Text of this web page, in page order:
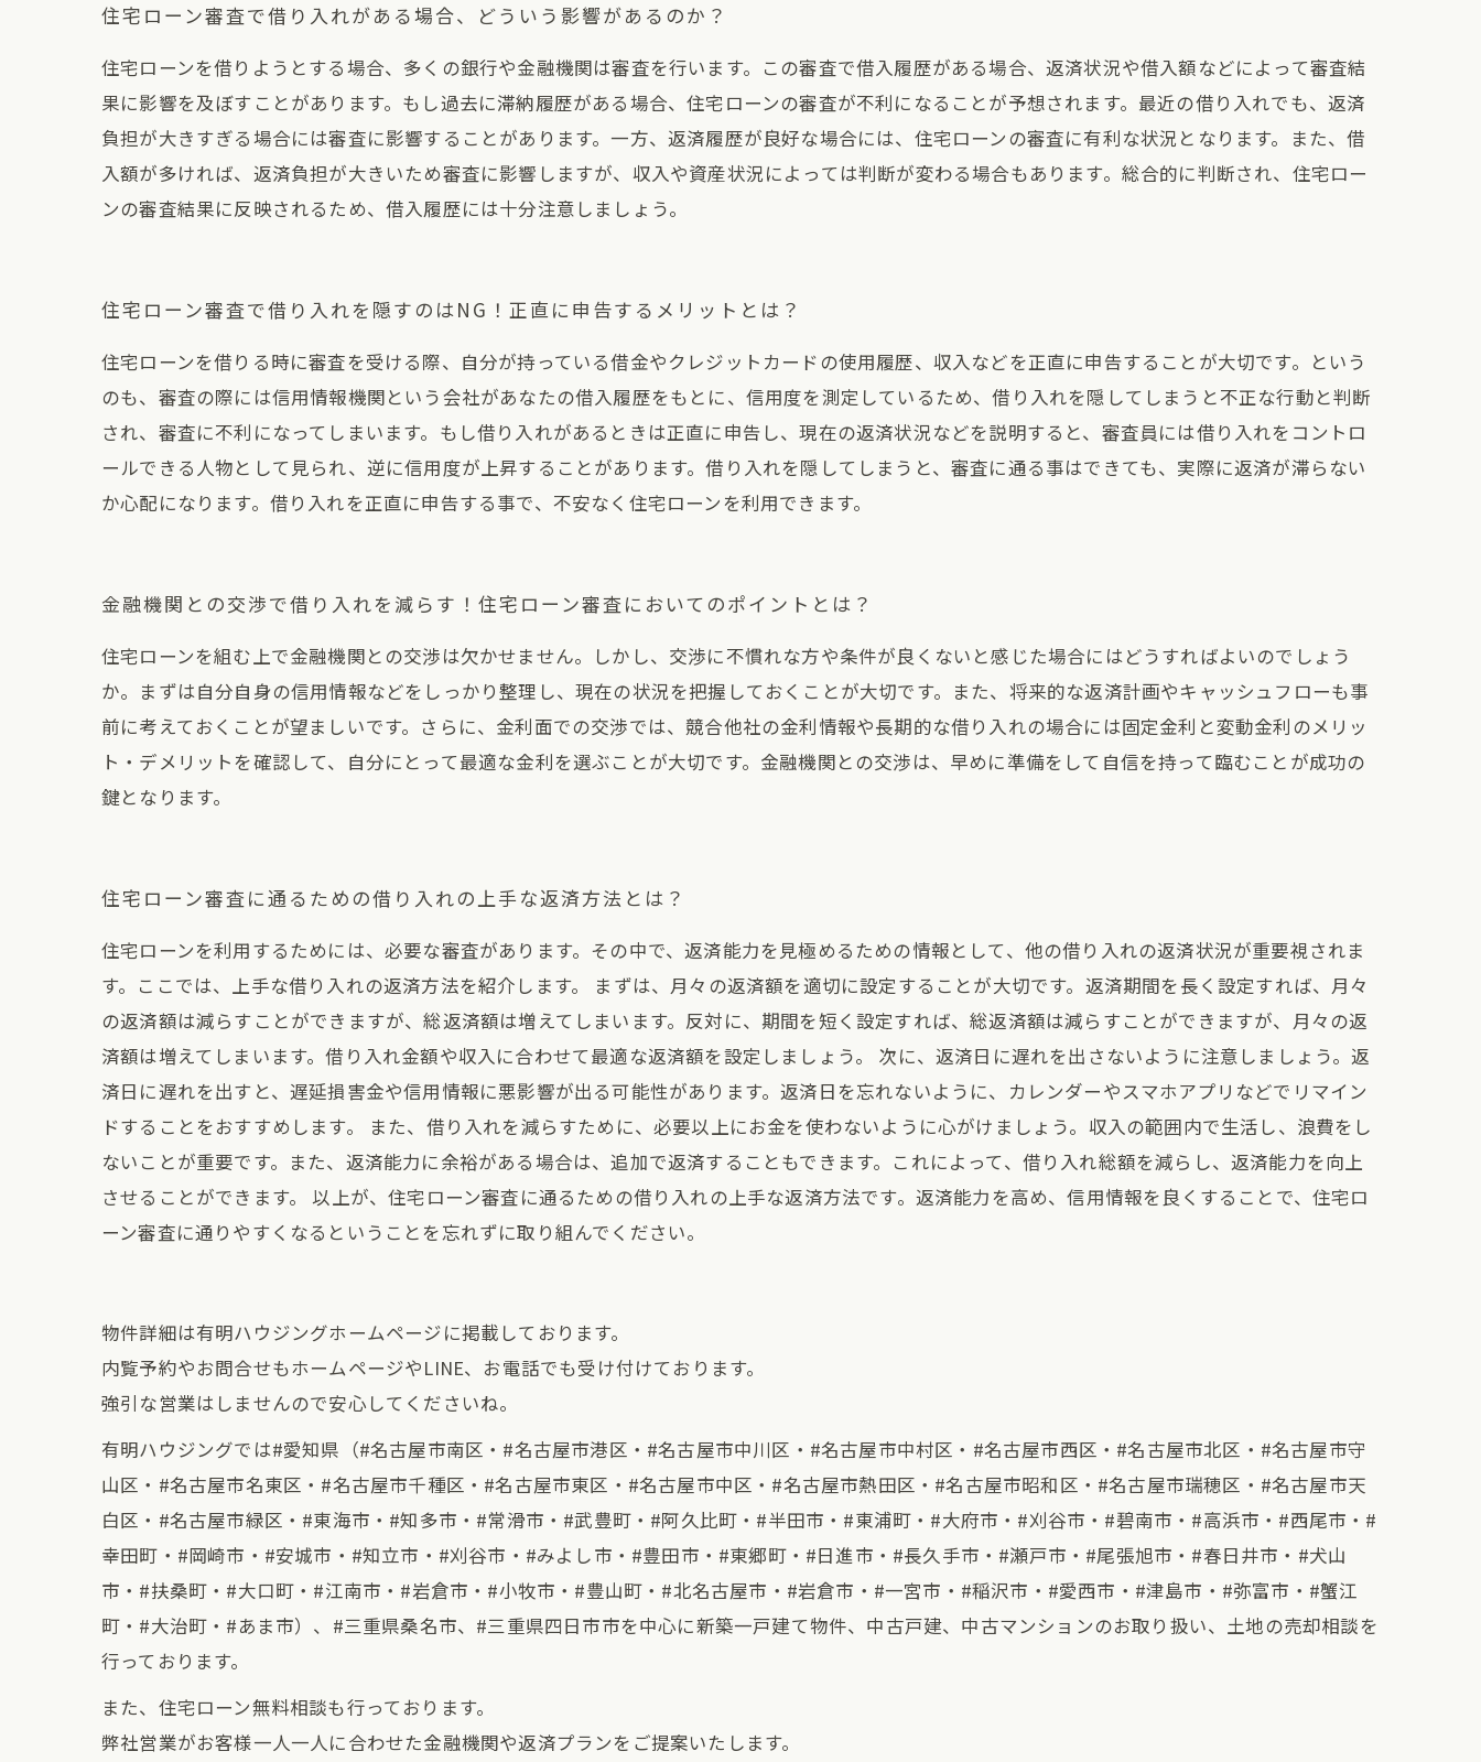
住宅ローン審査で借り入れがある場合、どういう影響があるのか？
住宅ローンを借りようとする場合、多くの銀行や金融機関は審査を行います。この審査で借入履歴がある場合、返済状況や借入額などによって審査結
果に影響を及ぼすことがあります。もし過去に滞納履歴がある場合、住宅ローンの審査が不利になることが予想されます。最近の借り入れでも、返済
負担が大きすぎる場合には審査に影響することがあります。一方、返済履歴が良好な場合には、住宅ローンの審査に有利な状況となります。また、借
入額が多ければ、返済負担が大きいため審査に影響しますが、収入や資産状況によっては判断が変わる場合もあります。総合的に判断され、住宅ロー
ンの審査結果に反映されるため、借入履歴には十分注意しましょう。
住宅ローン審査で借り入れを隠すのはNG！正直に申告するメリットとは？
住宅ローンを借りる時に審査を受ける際、自分が持っている借金やクレジットカードの使用履歴、収入などを正直に申告することが大切です。という
のも、審査の際には信用情報機関という会社があなたの借入履歴をもとに、信用度を測定しているため、借り入れを隠してしまうと不正な行動と判断
され、審査に不利になってしまいます。もし借り入れがあるときは正直に申告し、現在の返済状況などを説明すると、審査員には借り入れをコントロ
ールできる人物として見られ、逆に信用度が上昇することがあります。借り入れを隠してしまうと、審査に通る事はできても、実際に返済が滞らない
か心配になります。借り入れを正直に申告する事で、不安なく住宅ローンを利用できます。
金融機関との交渉で借り入れを減らす！住宅ローン審査においてのポイントとは？
住宅ローンを組む上で金融機関との交渉は欠かせません。しかし、交渉に不慣れな方や条件が良くないと感じた場合にはどうすればよいのでしょう
か。まずは自分自身の信用情報などをしっかり整理し、現在の状況を把握しておくことが大切です。また、将来的な返済計画やキャッシュフローも事
前に考えておくことが望ましいです。さらに、金利面での交渉では、競合他社の金利情報や長期的な借り入れの場合には固定金利と変動金利のメリッ
ト・デメリットを確認して、自分にとって最適な金利を選ぶことが大切です。金融機関との交渉は、早めに準備をして自信を持って臨むことが成功の
鍵となります。
住宅ローン審査に通るための借り入れの上手な返済方法とは？
住宅ローンを利用するためには、必要な審査があります。その中で、返済能力を見極めるための情報として、他の借り入れの返済状況が重要視されま
す。ここでは、上手な借り入れの返済方法を紹介します。 まずは、月々の返済額を適切に設定することが大切です。返済期間を長く設定すれば、月々
の返済額は減らすことができますが、総返済額は増えてしまいます。反対に、期間を短く設定すれば、総返済額は減らすことができますが、月々の返
済額は増えてしまいます。借り入れ金額や収入に合わせて最適な返済額を設定しましょう。 次に、返済日に遅れを出さないように注意しましょう。返
済日に遅れを出すと、遅延損害金や信用情報に悪影響が出る可能性があります。返済日を忘れないように、カレンダーやスマホアプリなどでリマイン
ドすることをおすすめします。 また、借り入れを減らすために、必要以上にお金を使わないように心がけましょう。収入の範囲内で生活し、浪費をし
ないことが重要です。また、返済能力に余裕がある場合は、追加で返済することもできます。これによって、借り入れ総額を減らし、返済能力を向上
させることができます。 以上が、住宅ローン審査に通るための借り入れの上手な返済方法です。返済能力を高め、信用情報を良くすることで、住宅ロ
ーン審査に通りやすくなるということを忘れずに取り組んでください。
物件詳細は有明ハウジングホームページに掲載しております。
内覧予約やお問合せもホームページやLINE、お電話でも受け付けております。
強引な営業はしませんので安心してくださいね。
有明ハウジングでは#愛知県（#名古屋市南区・#名古屋市港区・#名古屋市中川区・#名古屋市中村区・#名古屋市西区・#名古屋市北区・#名古屋市守
山区・#名古屋市名東区・#名古屋市千種区・#名古屋市東区・#名古屋市中区・#名古屋市熱田区・#名古屋市昭和区・#名古屋市瑞穂区・#名古屋市天
白区・#名古屋市緑区・#東海市・#知多市・#常滑市・#武豊町・#阿久比町・#半田市・#東浦町・#大府市・#刈谷市・#碧南市・#高浜市・#西尾市・#
幸田町・#岡崎市・#安城市・#知立市・#刈谷市・#みよし市・#豊田市・#東郷町・#日進市・#長久手市・#瀬戸市・#尾張旭市・#春日井市・#犬山
市・#扶桑町・#大口町・#江南市・#岩倉市・#小牧市・#豊山町・#北名古屋市・#岩倉市・#一宮市・#稲沢市・#愛西市・#津島市・#弥富市・#蟹江
町・#大治町・#あま市）、#三重県桑名市、#三重県四日市市を中心に新築一戸建て物件、中古戸建、中古マンションのお取り扱い、土地の売却相談を
行っております。
また、住宅ローン無料相談も行っております。
弊社営業がお客様一人一人に合わせた金融機関や返済プランをご提案いたします。